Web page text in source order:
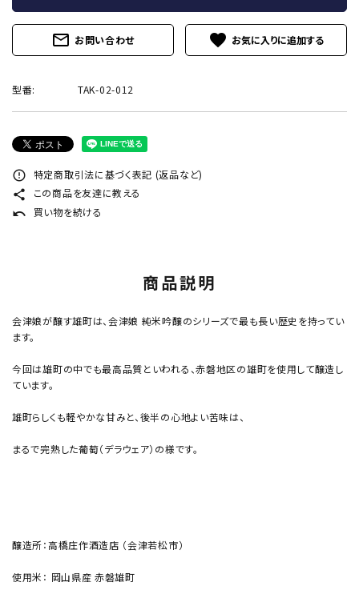
close
mail_outline お問い合わせ favorite
型番: TAK-02-012
error_outline 特定商取引法に基づく表記 (返品など)
share この商品を友達に教える
undo 買い物を続ける
商品説明
会津娘が醸す雄町は、会津娘 純米吟醸のシリーズで最も長い歴史を持ってい
ます。
今回は雄町の中でも最高品質といわれる、赤磐地区の雄町を使用して醸造し
ています。
雄町らしくも軽やかな甘みと、後半の心地よい苦味は、
まるで完熟した葡萄（デラウェア）の様です。
醸造所：高橋庄作酒造店 （会津若松市）
使用米： 岡山県産 赤磐雄町